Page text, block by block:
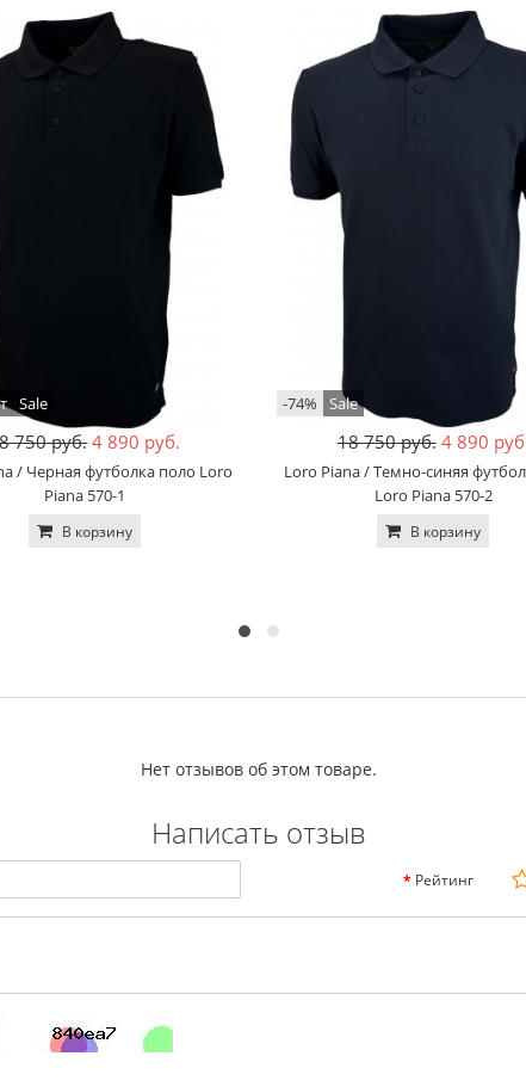
Sale
750 руб.4 890 руб.
/ Черная футболка поло Loro
Piana 570-1
В корзину
-74% Sale
18 750 руб. 4 890
Loro Piana / Темно-синяя
Loro Piana 570-2
В корзину
Нет отзывов об этом товаре.
Написать отзыв
Рейтинг